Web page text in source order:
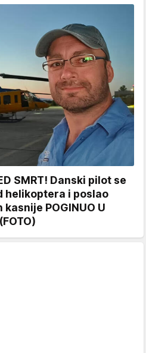
SMRT! Danski pilot se
helikoptera i poslao
POGINUO U